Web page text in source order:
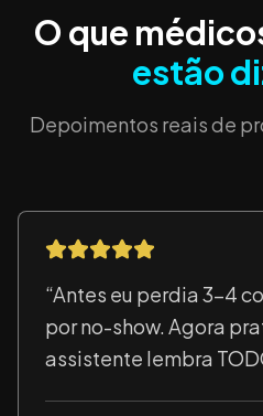
O que
estão
Depoimentos reais de
“Antes eu perdia 3-4
por no-show. Agora
assistente lembra